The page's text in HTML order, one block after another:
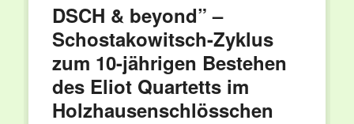
DSCH & beyond” –
Schostakowitsch-Zyklus
zum 10-jährigen Bestehen
des Eliot Quartetts im
Holzhausenschlösschen